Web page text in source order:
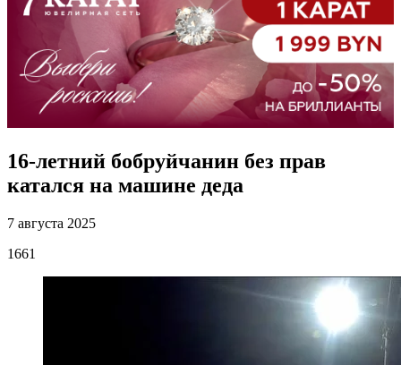
16-летний бобруйчанин без прав
катался на машине деда
7 августа 2025
1661